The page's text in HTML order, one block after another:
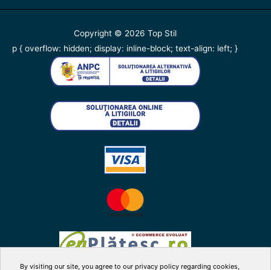
By visiting our site, you agree to our privacy policy regarding cookies,
Copyright © 2026 Top Stil
p { overflow: hidden; display: inline-block; text-align: left; }